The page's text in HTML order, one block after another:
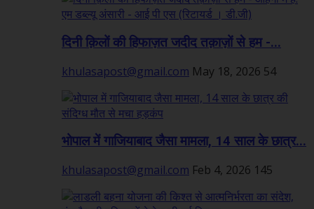
दिनी क़िलों की हिफाज़त जदीद तक़ाज़ों से हम -...
khulasapost@gmail.com May 18, 2026 54
भोपाल में गाजियाबाद जैसा मामला, 14 साल के छात्र...
khulasapost@gmail.com Feb 4, 2026 145